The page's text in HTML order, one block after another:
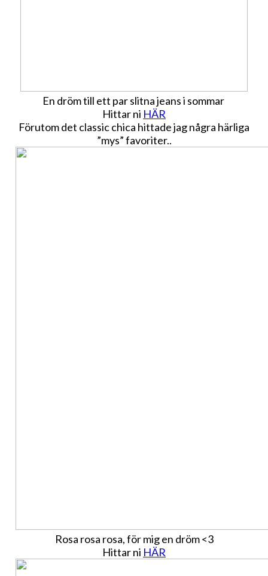
En dröm till ett par slitna jeans i sommar
Hittar ni HÄR
Förutom det classic chica hittade jag några härliga
”mys” favoriter..
Rosa rosa rosa, för mig en dröm <3
Hittar ni HÄR